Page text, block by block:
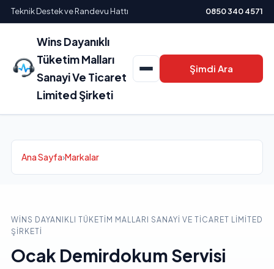
Teknik Destek ve Randevu Hattı 0850 340 4571
Wins Dayanıklı
Tüketim Malları
Sanayi Ve Ticaret
Limited Şirketi
Şimdi Ara
Ana Sayfa›Markalar
WINS DAYANIKLI TÜKETIM MALLARI SANAYI VE TICARET LIMITED
ŞIRKETI
Ocak Demirdokum Servisi